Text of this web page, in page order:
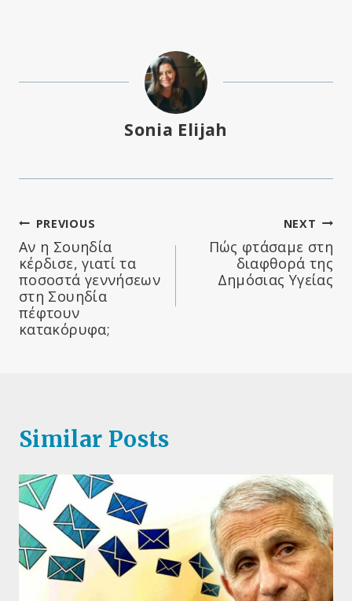
Sonia Elijah
Πλοήγηση
άρθρων
PREVIOUS
Αν η Σουηδία
κέρδισε, γιατί τα
ποσοστά γεννήσεων
στη Σουηδία
πέφτουν
κατακόρυφα;
NEXT
Πώς φτάσαμε στη
διαφθορά της
Δημόσιας Υγείας
Similar Posts